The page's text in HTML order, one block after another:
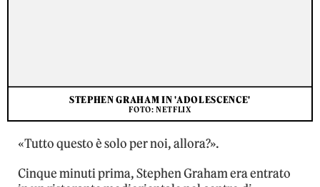
STEPHEN GRAHAM IN 'ADOLESCENCE'
FOTO: NETFLIX
«Tutto questo è solo per noi, allora?».
Cinque minuti prima, Stephen Graham era entrato